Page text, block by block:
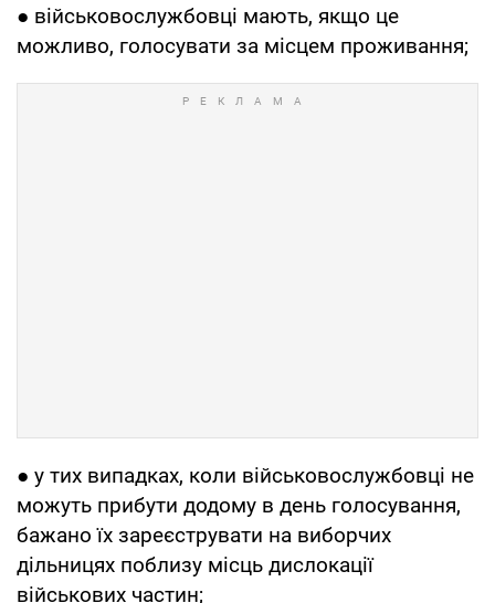
● військовослужбовці мають, якщо це
можливо, голосувати за місцем проживання;
● у тих випадках, коли військовослужбовці не
можуть прибути додому в день голосування,
бажано їх зареєструвати на виборчих
дільницях поблизу місць дислокації
військових частин;